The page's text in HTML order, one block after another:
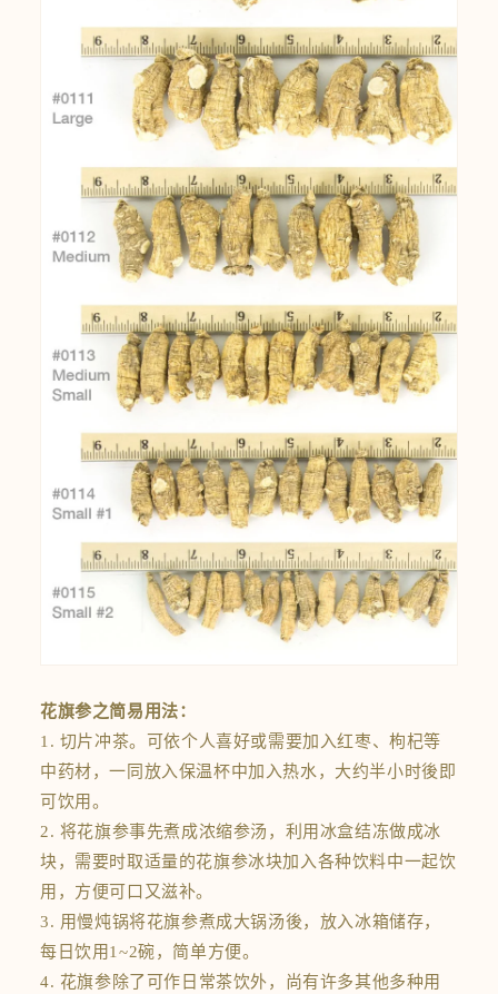
花旗参之简易用法：
1. 切片冲茶。可依个人喜好或需要加入红枣、枸杞等
中药材，一同放入保温杯中加入热水，大约半小时後即
可饮用。
2. 将花旗参事先煮成浓缩参汤，利用冰盒结冻做成冰
块，需要时取适量的花旗参冰块加入各种饮料中一起饮
用，方便可口又滋补。
3. 用慢炖锅将花旗参煮成大锅汤後，放入冰箱储存，
每日饮用1~2碗，简单方便。
4. 花旗参除了可作日常茶饮外，尚有许多其他多种用